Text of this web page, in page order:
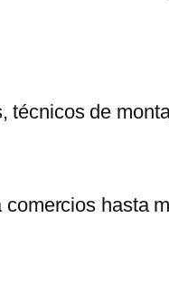
técnicos de
hasta